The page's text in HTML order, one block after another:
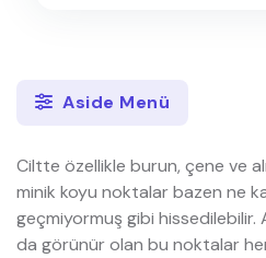
Aside Menü
Ciltte özellikle burun, çene ve
minik koyu noktalar bazen ne
geçmiyormuş gibi hissedilebilir.
da görünür olan bu noktalar